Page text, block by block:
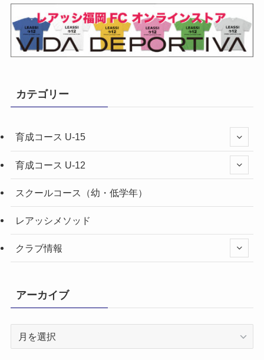
カテゴリー
育成コース U-15
育成コース U-12
スクールコース（幼・低学年）
レアッシメソッド
クラブ情報
アーカイブ